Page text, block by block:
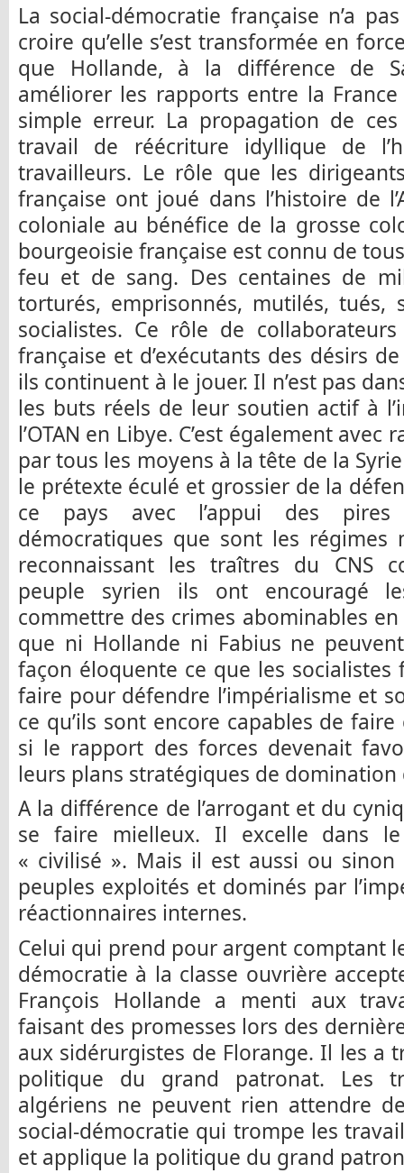
La social-démocratie française n’a
croire qu’elle s’est transformée en
que Hollande, à la différence de
améliorer les rapports entre la France
simple erreur. La propagation de
travail de réécriture idyllique de
travailleurs. Le rôle que les
française ont joué dans l’histoire de
coloniale au bénéfice de la grosse
bourgeoisie française est connu de
feu et de sang. Des centaines de
torturés, emprisonnés, mutilés, tués,
socialistes. Ce rôle de
française et d’exécutants des désirs
ils continuent à le jouer. Il n’est pas
les buts réels de leur soutien actif à
l’OTAN en Libye. C’est également
par tous les moyens à la tête de la
le prétexte éculé et grossier de la
ce pays avec l’appui des pires
démocratiques que sont les régimes
reconnaissant les traîtres du CNS
peuple syrien ils ont encouragé
commettre des crimes abominables
que ni Hollande ni Fabius ne
façon éloquente ce que les socialistes
faire pour défendre l’impérialisme et
ce qu’ils sont encore capables de
si le rapport des forces devenait
leurs plans stratégiques de domination
A la différence de l’arrogant et du
se faire mielleux. Il excelle dans
« civilisé ». Mais il est aussi ou
peuples exploités et dominés par
réactionnaires internes.
Celui qui prend pour argent comptant
démocratie à la classe ouvrière
François Hollande a menti aux
faisant des promesses lors des
aux sidérurgistes de Florange. Il les a
politique du grand patronat. Les
algériens ne peuvent rien attendre
social-démocratie qui trompe les
et applique la politique du grand